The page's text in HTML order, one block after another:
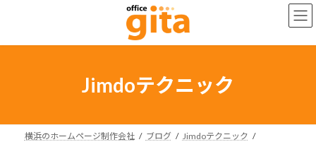
ン
ー
Jimdoテクニック
横浜のホームページ制作会社 ブログ
Jimdoテクニック